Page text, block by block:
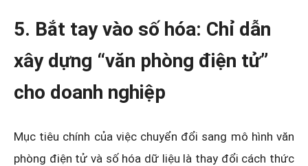
5. Bắt tay vào số hóa: Chỉ dẫn
xây dựng “văn phòng điện tử”
cho doanh nghiệp
Mục tiêu chính của việc chuyển đổi sang mô hình văn
phòng điện tử và số hóa dữ liệu là thay đổi cách thức